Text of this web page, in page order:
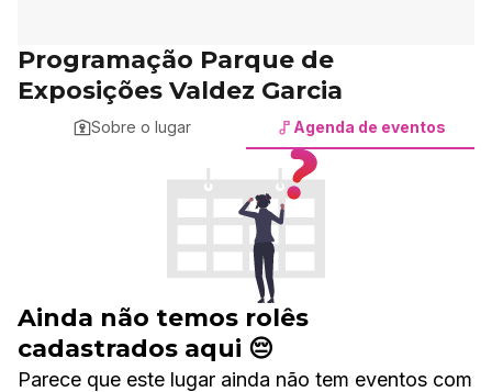
Programação Parque de
Exposições Valdez Garcia
Sobre o lugar Agenda de eventos
Ainda não temos rolês
cadastrados aqui 😔
Parece que este lugar ainda não tem eventos com